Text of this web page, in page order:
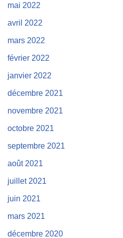
mai 2022
avril 2022
mars 2022
février 2022
janvier 2022
décembre 2021
novembre 2021
octobre 2021
septembre 2021
août 2021
juillet 2021
juin 2021
mars 2021
décembre 2020